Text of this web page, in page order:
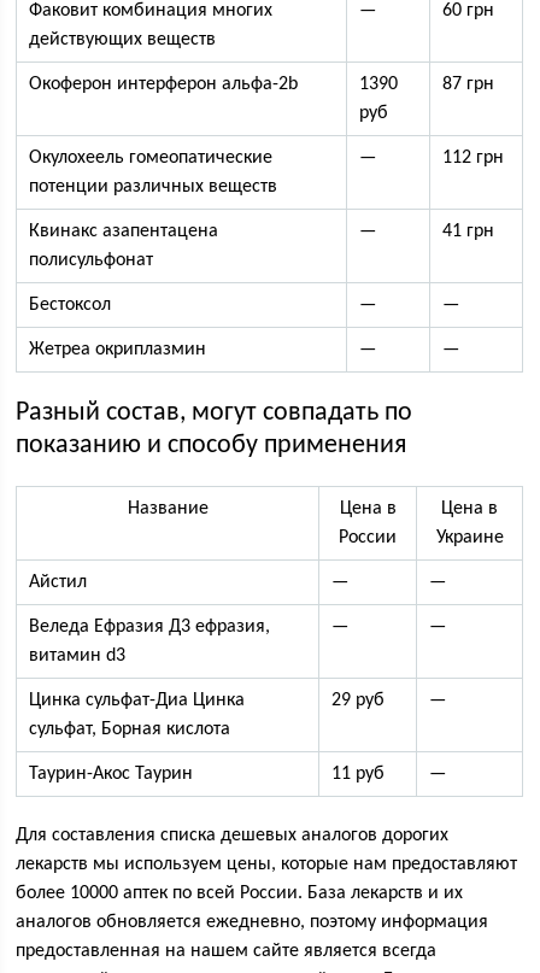
Факовит комбинация многих
действующих веществ
— 60 грн
Окоферон интерферон альфа-2b
1390
руб
87 грн
Окулохеель гомеопатические
потенции различных веществ
— 112 грн
Квинакс азапентацена
полисульфонат
— 41 грн
Бестоксол — —
Жетреа окриплазмин — —
Разный состав, могут совпадать по
показанию и способу применения
Название
Цена в
России
Цена в
Украине
Айстил — —
Веледа Ефразия Д3 ефразия,
витамин d3
— —
Цинка сульфат-Диа Цинка
сульфат, Борная кислота
29 руб —
Таурин-Акос Таурин 11 руб —
Для составления списка дешевых аналогов дорогих
лекарств мы используем цены, которые нам предоставляют
более 10000 аптек по всей России. База лекарств и их
аналогов обновляется ежедневно, поэтому информация
предоставленная на нашем сайте является всегда